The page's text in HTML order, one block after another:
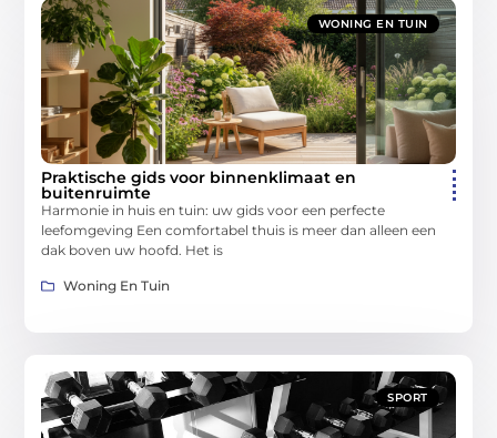
WONING EN TUIN
Praktische gids voor binnenklimaat en
buitenruimte
Harmonie in huis en tuin: uw gids voor een perfecte
leefomgeving Een comfortabel thuis is meer dan alleen een
dak boven uw hoofd. Het is
Woning En Tuin
SPORT